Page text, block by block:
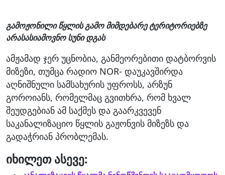
გამოჟონილი წყლის გამო მიმდებარე ტერიტორიებზე
არასასიამოვნო სუნი დგას
ამჟამად ჯერ უცნობია, განმეორებითი დატბორვის
მიზეზი, თუმცა რადიო NOR- დაუკავშირდა
აღნიშნული სამსახურის უფროსს, არზუნ
გოროიანს, რომელმაც გვითხრა, რომ ხვალ
შეუდგებიან ამ საქმეს და გაარკვევენ
საკანალიზაციო წყლის გაჟონვის მიზეზს და
გადაჭრიან პრობლემას.
იხილეთ ასევე: